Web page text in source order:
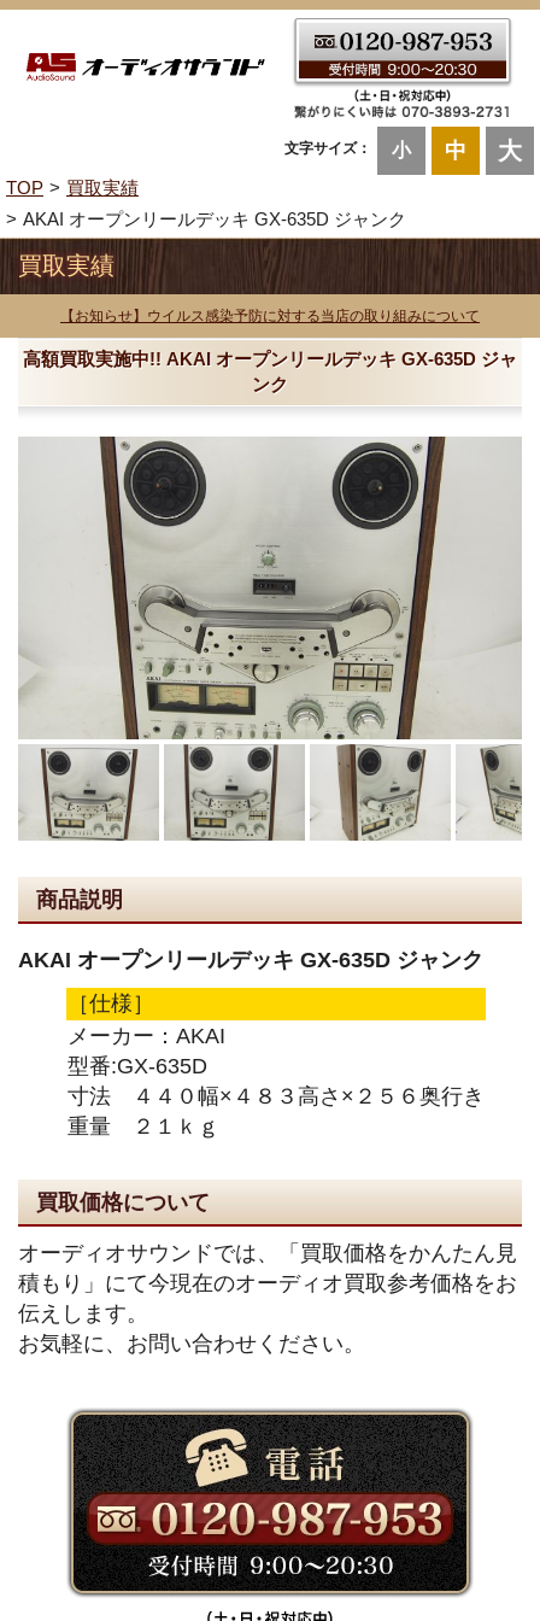
文字サイズ： 小 中 大
TOP
買取実績
AKAI オープンリールデッキ GX-635D ジャンク
買取実績
【お知らせ】ウイルス感染予防に対する当店の取り組みについて
高額買取実施中!! AKAI オープンリールデッキ GX-635D ジャ
ンク
商品説明
AKAI オープンリールデッキ GX-635D ジャンク
［仕様］
メーカー：AKAI
型番:GX-635D
寸法 ４４０幅×４８３高さ×２５６奥行き
重量 ２１ｋｇ
買取価格について
オーディオサウンドでは、「買取価格をかんたん見
積もり」にて今現在のオーディオ買取参考価格をお
伝えします。
お気軽に、お問い合わせください。